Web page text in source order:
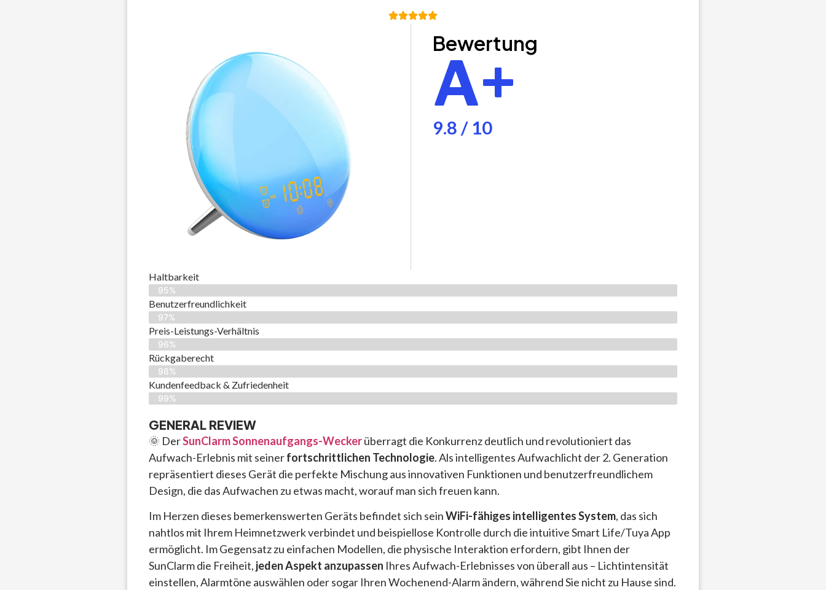
Bewertung
A+
9.8 / 10
Haltbarkeit
95%
Benutzerfreundlichkeit
97%
Preis-Leistungs-Verhältnis
96%
Rückgaberecht
98%
Kundenfeedback & Zufriedenheit
99%
GENERAL REVIEW
🌞 DerSunClarm Sonnenaufgangs-Weckerüberragt die Konkurrenz deutlich und revolutioniert das
Aufwach-Erlebnis mit seinerfortschrittlichen Technologie. Als intelligentes Aufwachlicht der 2. Generation
repräsentiert dieses Gerät die perfekte Mischung aus innovativen Funktionen und benutzerfreundlichem
Design, die das Aufwachen zu etwas macht, worauf man sich freuen kann.
Im Herzen dieses bemerkenswerten Geräts befindet sich seinWiFi-fähiges intelligentes System, das sich
nahtlos mit Ihrem Heimnetzwerk verbindet und beispiellose Kontrolle durch die intuitive Smart Life/Tuya App
ermöglicht. Im Gegensatz zu einfachen Modellen, die physische Interaktion erfordern, gibt Ihnen der
SunClarm die Freiheit, jeden Aspekt anzupassen Ihres Aufwach-Erlebnisses von überall aus – Lichtintensität
einstellen, Alarmtöne auswählen oder sogar Ihren Wochenend-Alarm ändern, während Sie nicht zu Hause sind.